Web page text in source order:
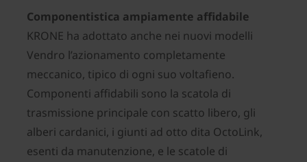
Componentistica ampiamente affidabile
KRONE ha adottato anche nei nuovi modelli
Vendro l’azionamento completamente
meccanico, tipico di ogni suo voltafieno.
Componenti affidabili sono la scatola di
trasmissione principale con scatto libero, gli
alberi cardanici, i giunti ad otto dita OctoLink,
esenti da manutenzione, e le scatole di